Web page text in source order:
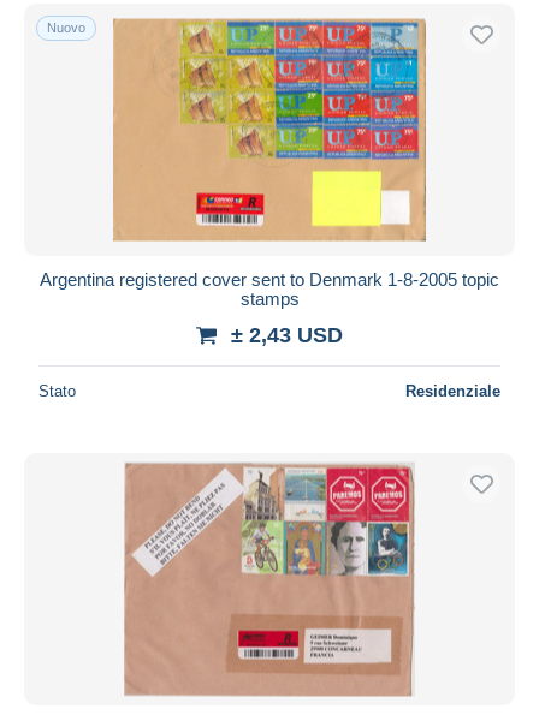
Nuovo
Argentina registered cover sent to Denmark 1-8-2005 topic
stamps
± 2,43 USD
Stato Residenziale